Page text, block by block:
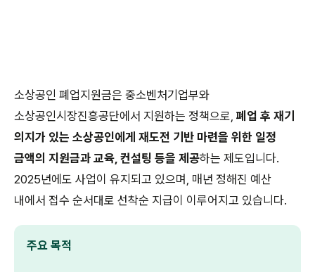
소상공인 폐업지원금은 중소벤처기업부와
소상공인시장진흥공단에서 지원하는 정책으로, 폐업 후 재기
의지가 있는 소상공인에게 재도전 기반 마련을 위한 일정
금액의 지원금과 교육, 컨설팅 등을 제공하는 제도입니다.
2025년에도 사업이 유지되고 있으며, 매년 정해진 예산
내에서 접수 순서대로 선착순 지급이 이루어지고 있습니다.
주요 목적